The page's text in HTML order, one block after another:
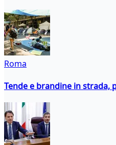
Roma
Tende e brandine in strada,